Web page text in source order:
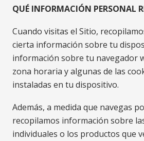
QUÉ INFORMACIÓN PERSONAL
Cuando visitas el Sitio,
cierta información sobre tu
información sobre tu navegador
zona horaria y algunas de las
instaladas en tu dispositivo.
Además, a medida que navegas
recopilamos información sobre
individuales o los productos que